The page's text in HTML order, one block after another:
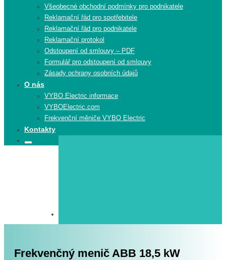
Všeobecné obchodní podmínky pro podnikatele
Reklamační řád pro spotřebitele
Reklamační řád pro podnikatele
Reklamační protokol
Odstoupení od smlouvy – PDF
Formulář pro odstoupení od smlouvy
Zásady ochrany osobních údajů
O nás
VYBO Electric informace
VYBOElectric.com
Frekvenční měniče VYBO Electric
Kontakty
Search
Search
Frekvenčný menič ABB 18,5 kW